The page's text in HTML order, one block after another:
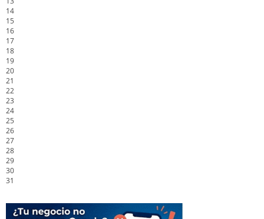
14
15
16
17
18
19
20
21
22
23
24
25
26
27
28
29
30
31